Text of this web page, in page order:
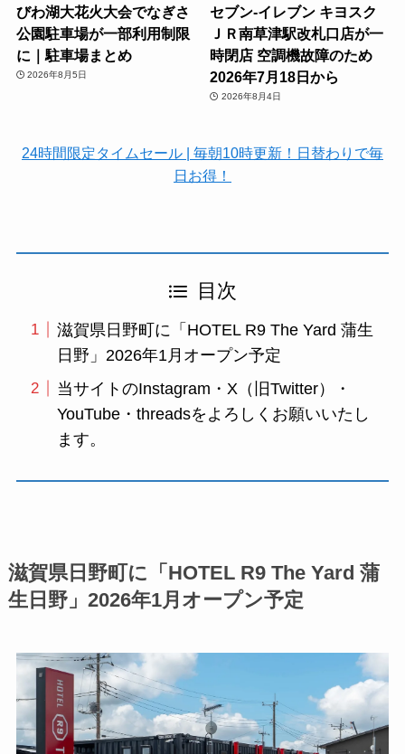
びわ湖大花火大会でなぎさ
公園駐車場が一部利用制限
に｜駐車場まとめ
2026年8月5日
セブン-イレブン キヨスク
ＪＲ南草津駅改札口店が一
時閉店 空調機故障のため
2026年7月18日から
2026年8月4日
24時間限定タイムセール | 毎朝10時更新！日替わりで毎
日お得！
目次
滋賀県日野町に「HOTEL R9 The Yard 蒲生
日野」2026年1月オープン予定
当サイトのInstagram・X（旧Twitter）・
YouTube・threadsをよろしくお願いいたし
ます。
滋賀県日野町に「HOTEL R9 The Yard 蒲
生日野」2026年1月オープン予定